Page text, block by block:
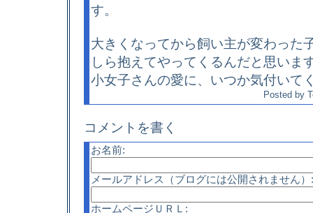
す。
大きくなってから飼い主が変わった
しら抱えてやってくるんだと思いま
小女子さんの愛に、いつか気付いて
Posted by
コメントを書く
お名前:
メールアドレス（ブログには公開されません）:
ホームページＵＲＬ: